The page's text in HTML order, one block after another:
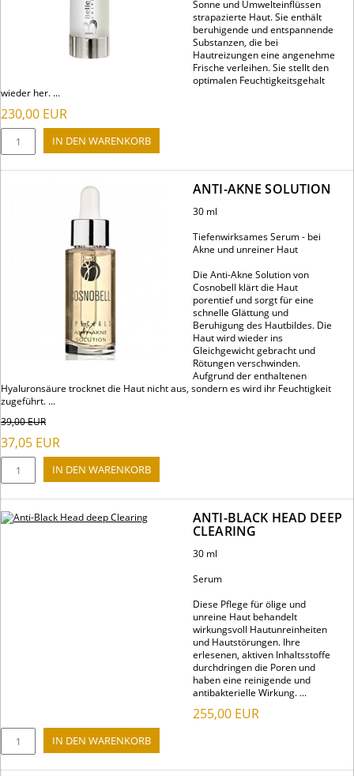
Sonne und Umwelteinflüssen
strapazierte Haut. Sie enthält
beruhigende und entspannende
Substanzen, die bei
Hautreizungen eine angenehme
Frische verleihen. Sie stellt den
optimalen Feuchtigkeitsgehalt
wieder her. ...
230,00 EUR
ANTI-AKNE SOLUTION
30 ml
Tiefenwirksames Serum - bei
Akne und unreiner Haut
Die Anti-Akne Solution von
Cosnobell klärt die Haut
porentief und sorgt für eine
schnelle Glättung und
Beruhigung des Hautbildes. Die
Haut wird wieder ins
Gleichgewicht gebracht und
Rötungen verschwinden.
Aufgrund der enthaltenen
Hyaluronsäure trocknet die Haut nicht aus, sondern es wird ihr Feuchtigkeit
zugeführt. ...
39,00EUR
37,05 EUR
ANTI-BLACK HEAD DEEP
CLEARING
30 ml
Serum
Diese Pflege für ölige und
unreine Haut behandelt
wirkungsvoll Hautunreinheiten
und Hautstörungen. Ihre
erlesenen, aktiven Inhaltsstoffe
durchdringen die Poren und
haben eine reinigende und
antibakterielle Wirkung. ...
255,00 EUR